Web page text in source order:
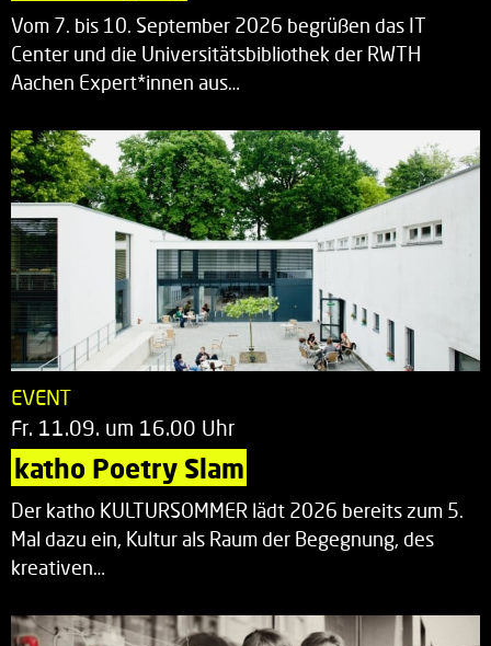
Vom 7. bis 10. September 2026 begrüßen das IT
Center und die Universitätsbibliothek der RWTH
Aachen Expert*innen aus…
EVENT
Fr. 11.09. um 16.00 Uhr
katho Poetry Slam
Der katho KULTURSOMMER lädt 2026 bereits zum 5.
Mal dazu ein, Kultur als Raum der Begegnung, des
kreativen…